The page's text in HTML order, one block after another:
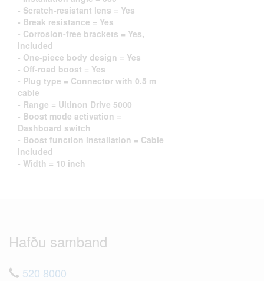
- Scratch-resistant lens = Yes
- Break resistance = Yes
- Corrosion-free brackets = Yes,
included
- One-piece body design = Yes
- Off-road boost = Yes
- Plug type = Connector with 0.5 m
cable
- Range = Ultinon Drive 5000
- Boost mode activation =
Dashboard switch
- Boost function installation = Cable
included
- Width = 10 inch
Hafðu samband
520 8000